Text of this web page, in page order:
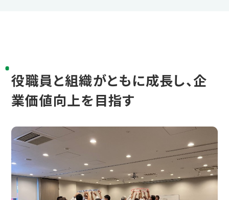
役職員と組織がともに成長し、企
業価値向上を目指す